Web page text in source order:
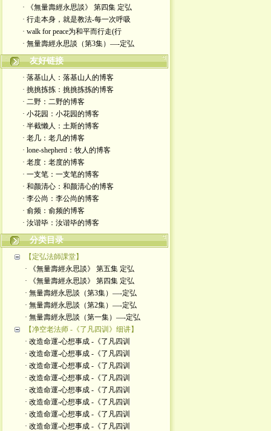
· 《無量壽經永思談》 第四集 定弘
· 行走本身，就是教法-每一次呼吸
· walk for peace为和平而行走(行
· 無量壽經永思談（第3集）—-定弘
友好链接
· 落基山人：落基山人的博客
· 挑挑拣拣：挑挑拣拣的博客
· 二野：二野的博客
· 小花园：小花园的博客
· 半截懒人：土斯的博客
· 老几：老几的博客
· lone-shepherd：牧人的博客
· 老度：老度的博客
· 一支笔：一支笔的博客
· 和颜清心：和颜清心的博客
· 李公尚：李公尚的博客
· 俞频：俞频的博客
· 汝谐毕：汝谐毕的博客
分类目录
【定弘法師課堂】
· 《無量壽經永思談》 第五集 定弘
· 《無量壽經永思談》 第四集 定弘
· 無量壽經永思談（第3集）—-定弘
· 無量壽經永思談（第2集）—-定弘
· 無量壽經永思談（第一集）—-定弘
【净空老法师 -《了凡四训》细讲】
· 改造命運-心想事成 -《了凡四训
· 改造命運-心想事成 -《了凡四训
· 改造命運-心想事成 -《了凡四训
· 改造命運-心想事成 -《了凡四训
· 改造命運-心想事成 -《了凡四训
· 改造命運-心想事成 -《了凡四训
· 改造命運-心想事成 -《了凡四训
· 改造命運-心想事成 -《了凡四训